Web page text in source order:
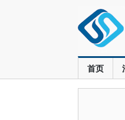
首页